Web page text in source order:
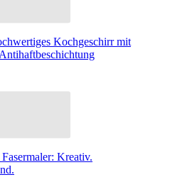
Kochgeschirr mit
Kreativ.